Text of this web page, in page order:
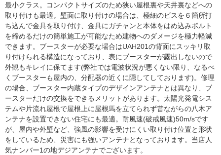
最小クラス。コンパクトサイズのため狭い屋根裏や天井裏などへの
取り付けも最適。壁面に取り付けの場合は、極細のビスを６箇所打
ち込んで金具を取り付け、金具にガチャンと本体をはめ込みボルト
を締めるだけの簡単施工が可能なため建物へのダメージを極力軽減
できます。ブースターが必要な場合はUAH201の背面にスッキリ取
り付けられる構造になっており、表にブースターが露出しないので
外観もキレイに保てます(弊社では電波状況が悪くない限り、なるべ
くブースターも屋内の、分配器の近くに隠してしております)。修理
の場合、ブースター内蔵タイプのデザインアンテナとは異なり、ブ
ースターだけの交換をできるメリットがあります。太陽光発電シス
テムや片流れ屋根で屋根上に屋根馬を立てられず昔ながらの八木ア
ンテナを設置できない住宅にも最適。耐風速(破戒風速)50m/sです
が、屋内や外壁など、強風の影響を受けにくい取り付け位置と形状
をしているため、災害にも強いアンテナとなっております。当店人
気ナンバー1の地デジアンテナでございます。